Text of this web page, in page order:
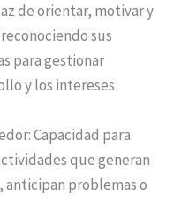
de orientar, motivar y
sus
para gestionar
y los intereses
Capacidad para
que generan
problemas o